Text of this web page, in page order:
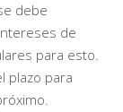
debe
de
para esto.
plazo para